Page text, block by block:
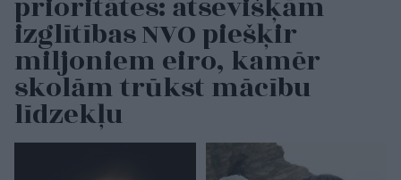
izglītības NVO piešķir
miljoniem eiro, kamēr
skolām trūkst mācību
līdzekļu